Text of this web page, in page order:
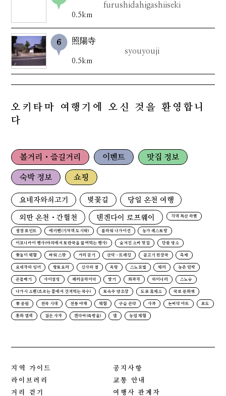
furushidahigashiiseki
0.5km
照陽寺
syouyouji
0.5km
오키타마 여행기에 오신 것을 환영합니
다
볼거리・즐길거리 이벤트 맛집 정보
숙박 정보 쇼핑
요네자와쇠고기 벚꽃길 당일 온천 여행
외딴 온천・간헐천 덴겐다이 로프웨이 지역 특산 라멘
절경 포인트 에키벤(기차역 도시락) 플라워 나가이선 농가 레스토랑
이모니카이 행사(야외에서 토란국을 끓여먹는 행사) 숨겨진 소바 맛집 단풍 명소
꽃놀이 체험 파워 스팟 거리 걷기 산악・트레킹 곰고기 된장국 축제
요네자와 잉어 향토요리 신사와 절 족탕 스노모빌 체리 농촌 민박
곤들매기 사이클링 패러글라이더 딸기 화과자 와이너리 스노슈
나가시 소멘(흐르는 물에서 건져먹는 국수) 토속주 양조장 도로 휴게소 국보 문화재
꽃 공원 전국 시대 전통 야채 체험 구슬 곤약 사과 논바닥 아트 포도
홍화 염색 검은 사자 겐다마(죽방울) 댐 농업 체험
지역 가이드
라이브러리
거리 걷기
공지사항
교통 안내
여행사 관계자